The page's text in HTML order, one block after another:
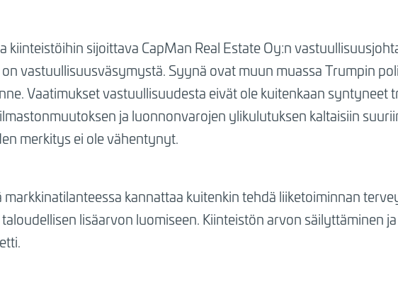
kiinteistöihin sijoittava CapMan Real Estate Oy:n
vastuullisuusväsymystä. Syynä ovat muun muassa Trumpin
Vaatimukset vastuullisuudesta eivät ole kuitenkaan syntyneet
ja luonnonvarojen ylikulutuksen kaltaisiin
merkitys ei ole vähentynyt.
kannattaa kuitenkin tehdä liiketoiminnan
lisäarvon luomiseen. Kiinteistön arvon säilyttäminen